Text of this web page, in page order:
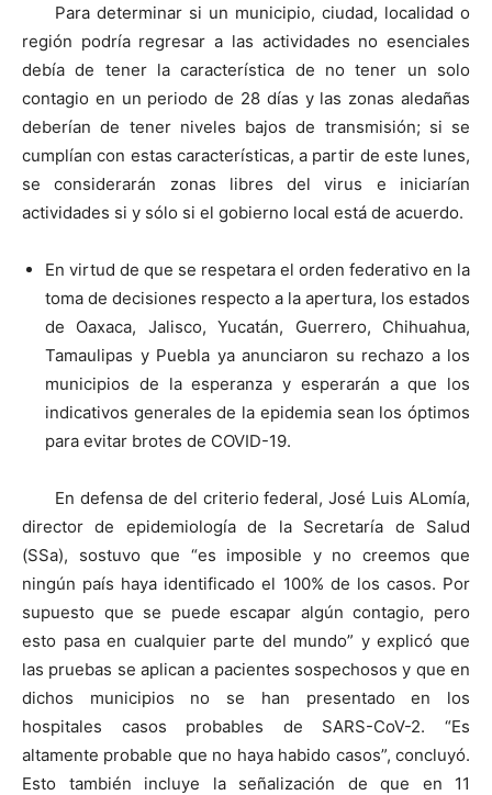
Para determinar si un municipio, ciudad, localidad o
región podría regresar a las actividades no esenciales
debía de tener la característica de no tener un solo
contagio en un periodo de 28 días y las zonas aledañas
deberían de tener niveles bajos de transmisión; si se
cumplían con estas características, a partir de este lunes,
se considerarán zonas libres del virus e iniciarían
actividades si y sólo si el gobierno local está de acuerdo.
En virtud de que se respetara el orden federativo en la
toma de decisiones respecto a la apertura, los estados
de Oaxaca, Jalisco, Yucatán, Guerrero, Chihuahua,
Tamaulipas y Puebla ya anunciaron su rechazo a los
municipios de la esperanza y esperarán a que los
indicativos generales de la epidemia sean los óptimos
para evitar brotes de COVID-19.
En defensa de del criterio federal, José Luis ALomía,
director de epidemiología de la Secretaría de Salud
(SSa), sostuvo que “es imposible y no creemos que
ningún país haya identificado el 100% de los casos. Por
supuesto que se puede escapar algún contagio, pero
esto pasa en cualquier parte del mundo” y explicó que
las pruebas se aplican a pacientes sospechosos y que en
dichos municipios no se han presentado en los
hospitales casos probables de SARS-CoV-2. “Es
altamente probable que no haya habido casos”, concluyó.
Esto también incluye la señalización de que en 11